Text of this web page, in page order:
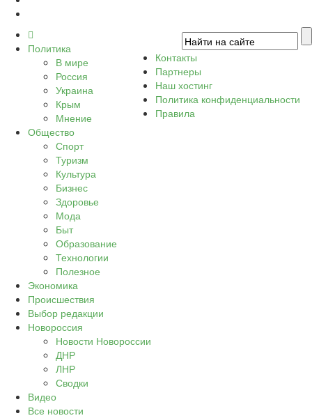
Политика
В мире
Россия
Украина
Крым
Мнение
Общество
Спорт
Туризм
Культура
Бизнес
Здоровье
Мода
Быт
Образование
Технологии
Полезное
Экономика
Происшествия
Выбор редакции
Новороссия
Новости Новороссии
ДНР
ЛНР
Сводки
Видео
Все новости
Контакты
Партнеры
Наш хостинг
Политика конфиденциальности
Правила